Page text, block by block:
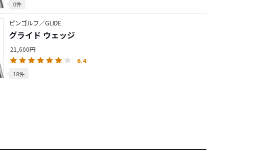
0件
ピンゴルフ／GLIDE
グライド ウェッジ
21,600円
6.4
18件